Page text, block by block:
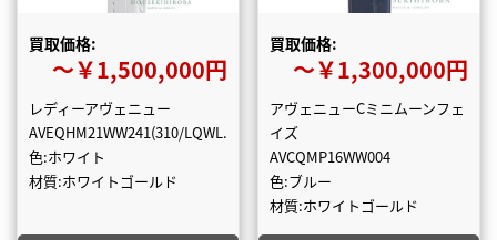
買取価格:
〜￥1,500,000円
レディーアヴェニュー
AVEQHM21WW241(310/LQWL.MDO/00)
色:ホワイト
材質:ホワイトゴールド
買取価格:
〜￥1,300,000円
アヴェニューCミニムーンフェ
イズ
AVCQMP16WW004
色:ブルー
材質:ホワイトゴールド